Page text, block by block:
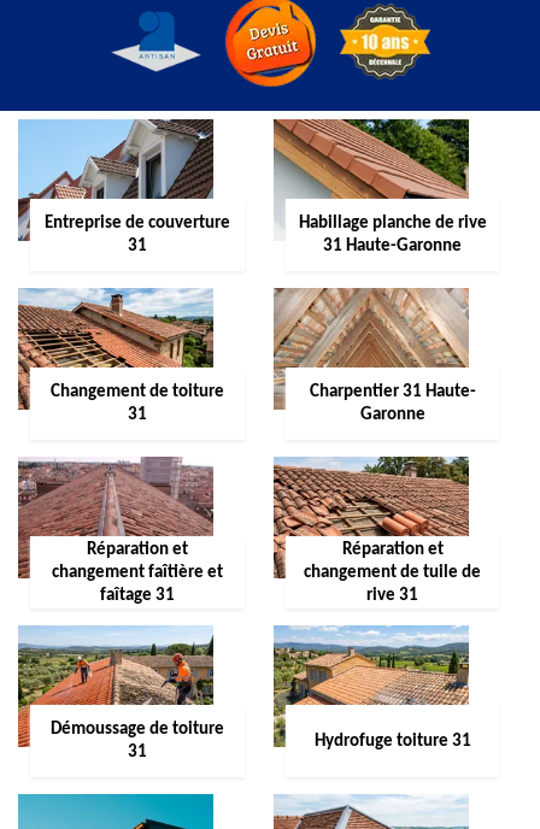
Entreprise de couverture
31
Habillage planche de rive
31 Haute-Garonne
Changement de toiture
31
Charpentier 31 Haute-
Garonne
Réparation et
changement faîtière et
faîtage 31
Réparation et
changement de tuile de
rive 31
Démoussage de toiture
31
Hydrofuge toiture 31